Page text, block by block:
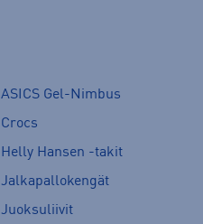
ASICS Gel-Nimbus
Crocs
Helly Hansen -takit
Jalkapallokengät
Juoksuliivit